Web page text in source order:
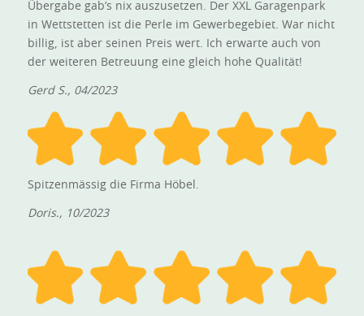
Übergabe gab’s nix auszusetzen. Der XXL Garagenpark
in Wettstetten ist die Perle im Gewerbegebiet. War nicht
billig, ist aber seinen Preis wert. Ich erwarte auch von
der weiteren Betreuung eine gleich hohe Qualität!
Gerd S., 04/2023
Spitzenmässig die Firma Höbel.
Doris., 10/2023